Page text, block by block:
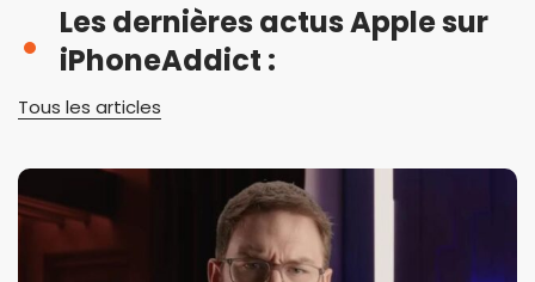
Les dernières actus Apple sur
iPhoneAddict :
Tous les articles